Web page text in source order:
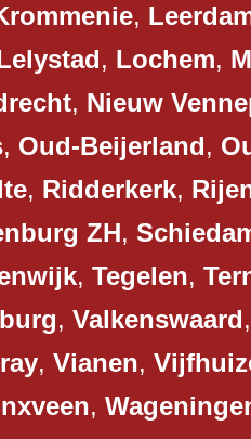
,
, Lochem,
, Nieuw
, Oud-Beijerland,
, Ridderkerk,
ZH,
, Tegelen,
, Valkenswaard
, Vianen,
,